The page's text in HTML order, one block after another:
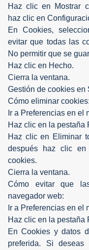
Haz clic en Mostrar
haz clic en
En Cookies,
evitar que todas las
No permitir que se
Haz clic en Hecho.
Cierra la ventana.
Gestión de cookies en
Cómo eliminar cookies:
Ir a Preferencias en el
Haz clic en la pestaña
Haz clic en Eliminar
después haz clic
cookies.
Cierra la ventana.
Cómo evitar que
navegador web:
Ir a Preferencias en el
Haz clic en la pestaña
En Cookies y datos
preferida. Si